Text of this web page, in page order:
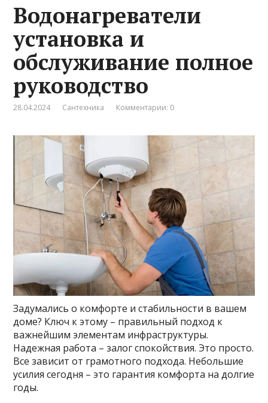
Водонагреватели
установка и
обслуживание полное
руководство
28.04.2024 Сантехника Комментарии: 0
Задумались о комфорте и стабильности в вашем
доме? Ключ к этому – правильный подход к
важнейшим элементам инфраструктуры.
Надежная работа – залог спокойствия. Это просто.
Все зависит от грамотного подхода. Небольшие
усилия сегодня – это гарантия комфорта на долгие
годы.